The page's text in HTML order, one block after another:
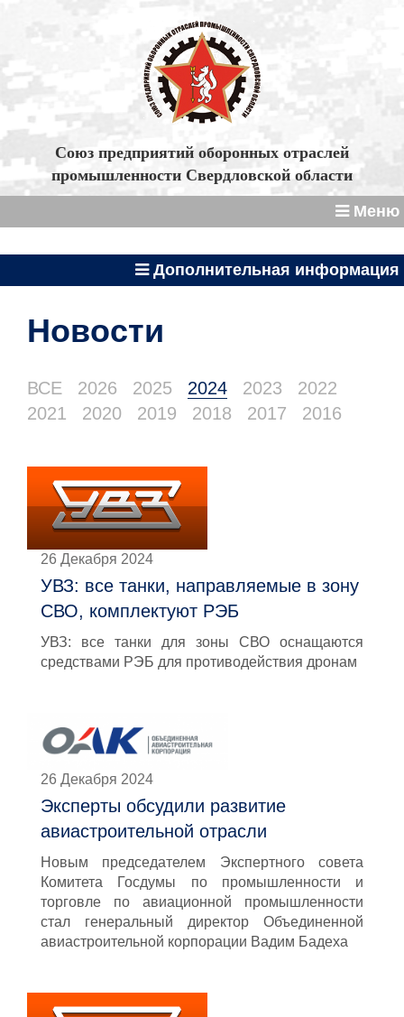
Союз предприятий оборонных отраслей
промышленности Свердловской области
Меню
Дополнительная информация
Новости
ВСЕ 2026 2025 2024 2023
2022
2021
2020 2019 2018 2017 2016
26 Декабря 2024
УВЗ: все танки, направляемые в зону
СВО, комплектуют РЭБ
УВЗ: все танки для зоны СВО оснащаются
средствами РЭБ для противодействия дронам
26 Декабря 2024
Эксперты обсудили развитие
авиастроительной отрасли
Новым председателем Экспертного совета
Комитета Госдумы по промышленности и
торговле по авиационной промышленности
стал генеральный директор Объединенной
авиастроительной корпорации Вадим Бадеха